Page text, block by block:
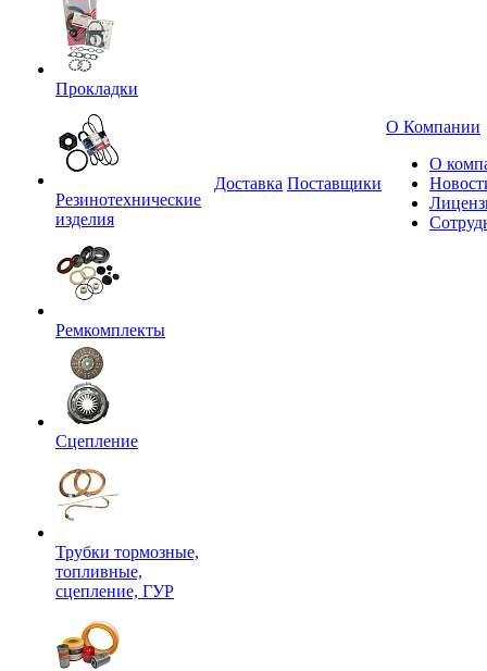
Прокладки
Резинотехнические
изделия
Ремкомплекты
Сцепление
Трубки тормозные,
топливные,
сцепление, ГУР
Доставка Поставщики
О Компании
О